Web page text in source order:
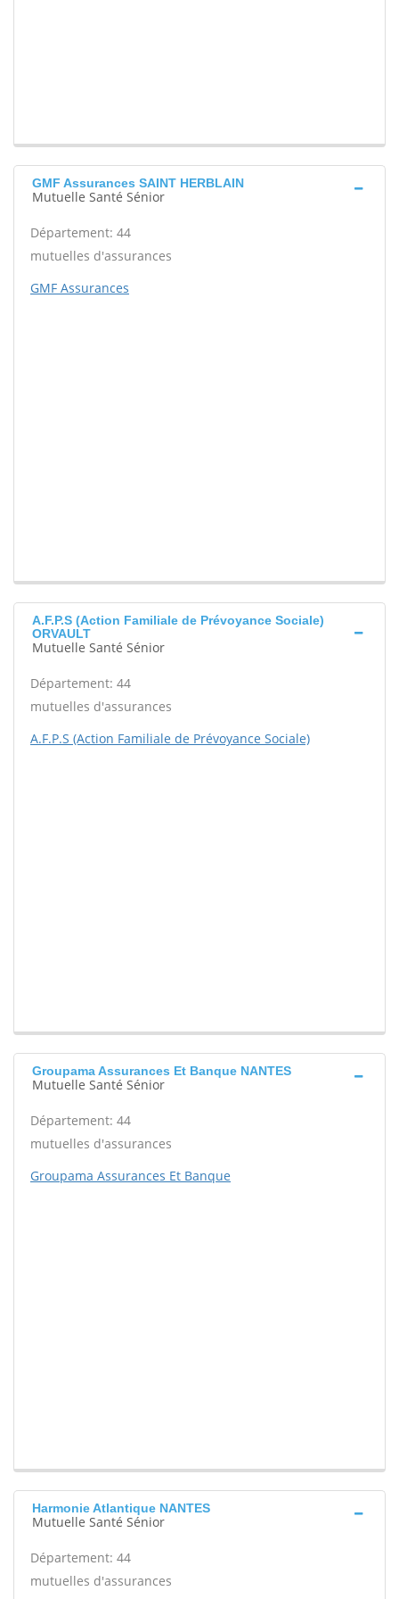
GMF Assurances SAINT HERBLAIN
Mutuelle Santé Sénior
Département: 44
mutuelles d'assurances
GMF Assurances
A.F.P.S (Action Familiale de Prévoyance Sociale)
ORVAULT
Mutuelle Santé Sénior
Département: 44
mutuelles d'assurances
A.F.P.S (Action Familiale de Prévoyance Sociale)
Groupama Assurances Et Banque NANTES
Mutuelle Santé Sénior
Département: 44
mutuelles d'assurances
Groupama Assurances Et Banque
Harmonie Atlantique NANTES
Mutuelle Santé Sénior
Département: 44
mutuelles d'assurances